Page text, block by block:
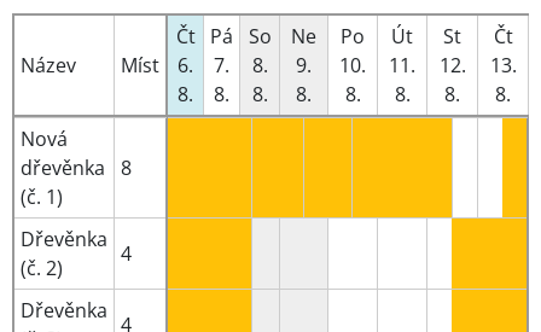
Název Míst
Čt
6.
8.
Pá
7.
8.
So
8.
8.
Ne
9.
8.
Po
10.
8.
Út
11.
8.
St
12.
8.
Čt
13.
8.
Nová
dřevěnka
(č. 1)
8
Dřevěnka
(č. 2)
4
Dřevěnka
4